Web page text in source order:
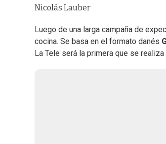
Nicolás Lauber
Luego de una larga campaña de
cocina. Se basa en el formato danés
La Tele será la primera que se realiza